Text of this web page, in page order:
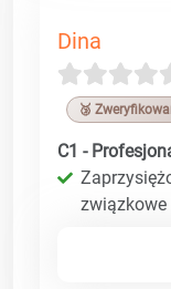
Dina
🥉
C1 -
związkowe